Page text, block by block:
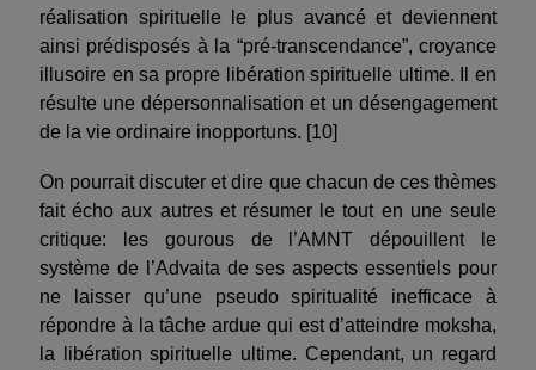
réalisation spirituelle le plus avancé et deviennent
ainsi prédisposés à la “pré-transcendance”, croyance
illusoire en sa propre libération spirituelle ultime. Il en
résulte une dépersonnalisation et un désengagement
de la vie ordinaire inopportuns. [10]
On pourrait discuter et dire que chacun de ces thèmes
fait écho aux autres et résumer le tout en une seule
critique: les gourous de l’AMNT dépouillent le
système de l’Advaita de ses aspects essentiels pour
ne laisser qu’une pseudo spiritualité inefficace à
répondre à la tâche ardue qui est d’atteindre moksha,
la libération spirituelle ultime. Cependant, un regard